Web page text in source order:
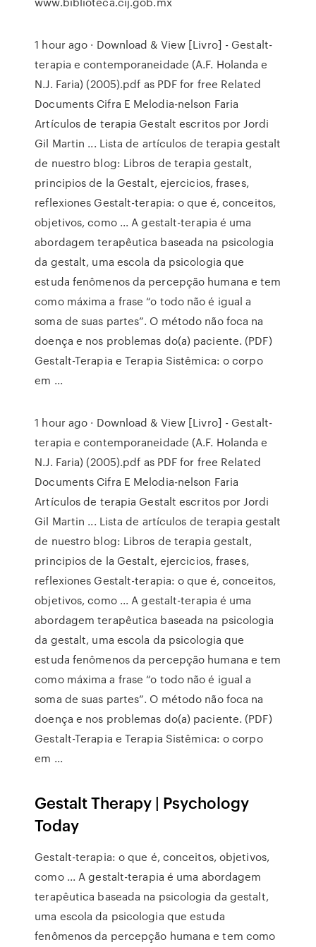
1 hour ago · Download & View [Livro] - Gestalt-
terapia e contemporaneidade (A.F. Holanda e
N.J. Faria) (2005).pdf as PDF for free Related
Documents Cifra E Melodia-nelson Faria
Artículos de terapia Gestalt escritos por Jordi
Gil Martin ... Lista de artículos de terapia gestalt
de nuestro blog: Libros de terapia gestalt,
principios de la Gestalt, ejercicios, frases,
reflexiones Gestalt-terapia: o que é, conceitos,
objetivos, como ... A gestalt-terapia é uma
abordagem terapêutica baseada na psicologia
da gestalt, uma escola da psicologia que
estuda fenômenos da percepção humana e tem
como máxima a frase “o todo não é igual a
soma de suas partes”. O método não foca na
doença e nos problemas do(a) paciente. (PDF)
Gestalt-Terapia e Terapia Sistêmica: o corpo
em ...
1 hour ago · Download & View [Livro] - Gestalt-
terapia e contemporaneidade (A.F. Holanda e
N.J. Faria) (2005).pdf as PDF for free Related
Documents Cifra E Melodia-nelson Faria
Artículos de terapia Gestalt escritos por Jordi
Gil Martin ... Lista de artículos de terapia gestalt
de nuestro blog: Libros de terapia gestalt,
principios de la Gestalt, ejercicios, frases,
reflexiones Gestalt-terapia: o que é, conceitos,
objetivos, como ... A gestalt-terapia é uma
abordagem terapêutica baseada na psicologia
da gestalt, uma escola da psicologia que
estuda fenômenos da percepção humana e tem
como máxima a frase “o todo não é igual a
soma de suas partes”. O método não foca na
doença e nos problemas do(a) paciente. (PDF)
Gestalt-Terapia e Terapia Sistêmica: o corpo
em ...
Gestalt Therapy | Psychology
Today
Gestalt-terapia: o que é, conceitos, objetivos,
como ... A gestalt-terapia é uma abordagem
terapêutica baseada na psicologia da gestalt,
uma escola da psicologia que estuda
fenômenos da percepção humana e tem como